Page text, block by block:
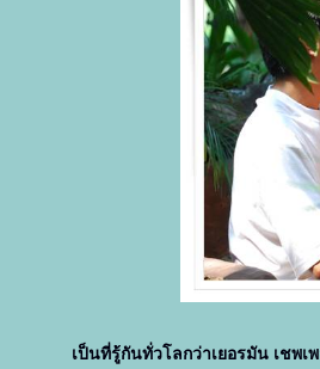
เป็นที่รู้กันทั่วโลกว่าเยอรมัน เชพ